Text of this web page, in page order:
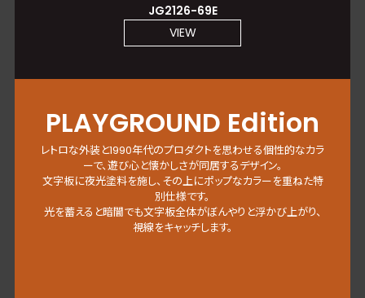
JG2126-69E
VIEW
PLAYGROUND Edition
レトロな外装と1990年代のプロダクトを思わせる個性的なカラ
ーで、遊び心と懐かしさが同居するデザイン。
文字板に夜光塗料を施し、その上にポップなカラーを重ねた特
別仕様です。
光を蓄えると暗闇でも文字板全体がぼんやりと浮かび上がり、
視線をキャッチします。